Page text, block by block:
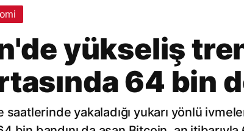
yükseliş
64 bin
saatlerinde yakaladığı yukarı yönlü